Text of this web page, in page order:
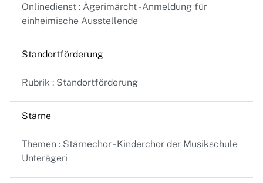
Onlinedienst : Ägerimärcht - Anmeldung für
einheimische Ausstellende
Standortförderung
Rubrik : Standortförderung
Stärne
Themen : Stärnechor - Kinderchor der Musikschule
Unterägeri